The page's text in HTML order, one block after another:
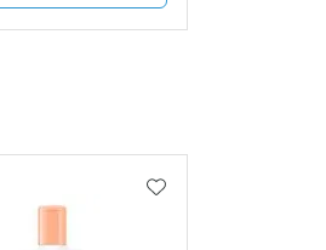
FAVORITOSADICIONAR AOS